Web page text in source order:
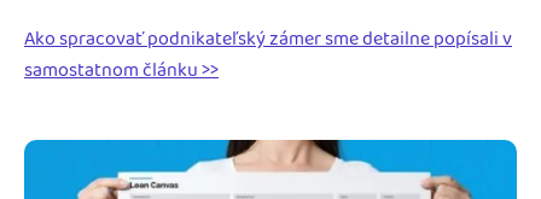
Ako spracovať podnikateľský zámer sme detailne popísali v
samostatnom článku >>